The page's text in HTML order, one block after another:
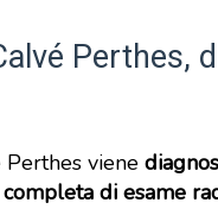
Perthes,
viene
completa di esame